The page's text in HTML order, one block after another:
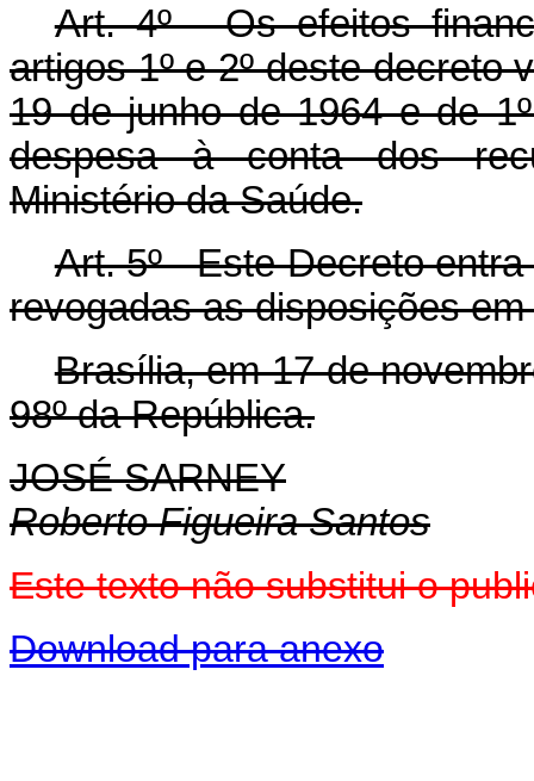
Art. 4º - Os efeitos
artigos 1º e 2º deste decreto
19 de junho de 1964 e de
despesa à conta dos
Ministério da Saúde.
Art. 5º - Este Decreto
revogadas as disposições
Brasília, em 17 de
98º da República.
JOSÉ SARNEY
Roberto Figueira Santos
Este texto não substitui o
Download para anexo